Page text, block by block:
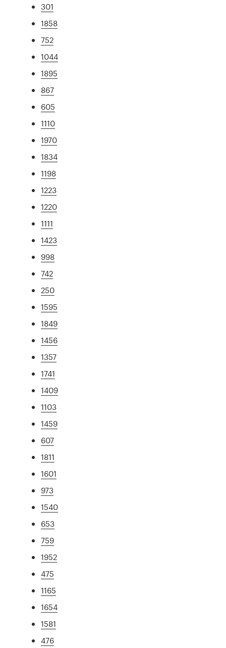
301
1858
752
1044
1895
867
605
1110
1970
1834
1198
1223
1220
1111
1423
998
742
250
1595
1849
1456
1357
1741
1409
1103
1459
607
1811
1601
973
1540
653
759
1952
475
1165
1654
1581
476